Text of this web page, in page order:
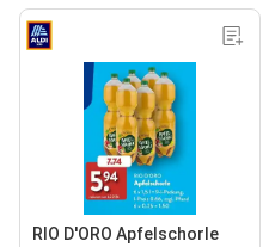
RIO D'ORO Apfelschorle